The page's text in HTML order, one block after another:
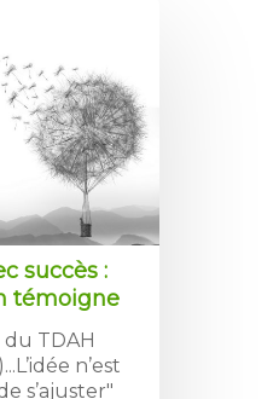
succès :
témoigne
TDAH
n’est
s’ajuster"